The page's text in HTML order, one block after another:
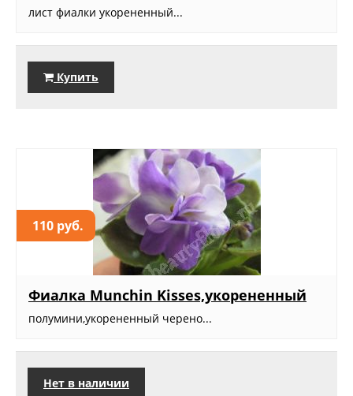
лист фиалки укорененный...
Купить
110 руб.
Фиалка Munchin Kisses,укорененный
полумини,укорененный черено...
Нет в наличии